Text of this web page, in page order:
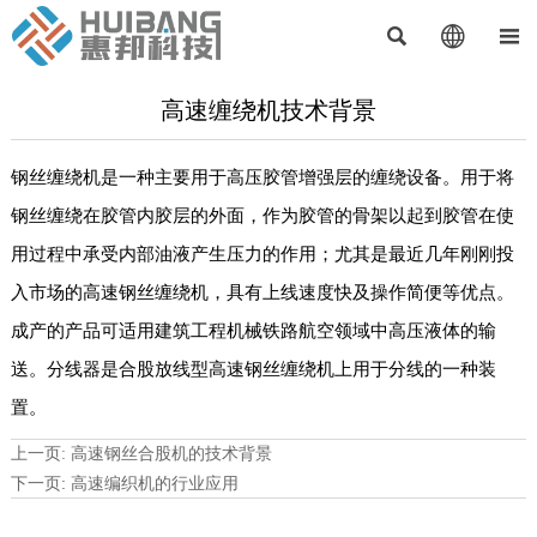
  
高速缠绕机技术背景
钢丝缠绕机是一种主要用于高压胶管增强层的缠绕设备。用于将
钢丝缠绕在胶管内胶层的外面，作为胶管的骨架以起到胶管在使
用过程中承受内部油液产生压力的作用；尤其是最近几年刚刚投
入市场的高速钢丝缠绕机，具有上线速度快及操作简便等优点。
成产的产品可适用建筑工程机械铁路航空领域中高压液体的输
送。分线器是合股放线型高速钢丝缠绕机上用于分线的一种装
置。
上一页: 高速钢丝合股机的技术背景
下一页: 高速编织机的行业应用